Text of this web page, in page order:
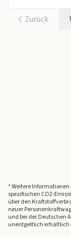
Zurück
* Weitere
spezifischen CO2-
über den
neuer
und bei der Deutschen
unentgeltlich erhältlich